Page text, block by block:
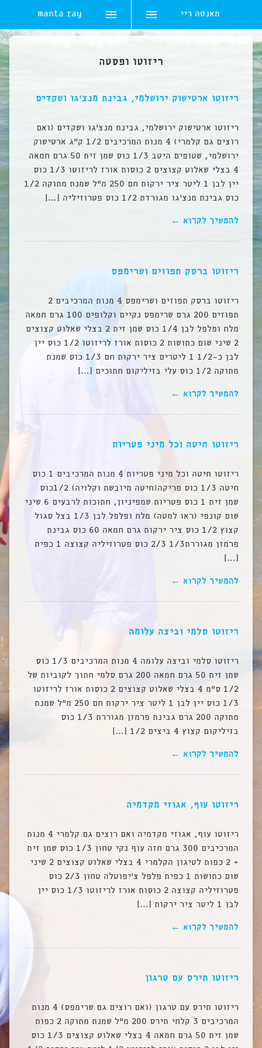
Skip
to
content
מאנטה ריי manta ray
ריזוטו ופסטה
ריזוטו ארטישוק ירושלמי, גבינת מנצ’גו ושקדים
ריזוטו ארטישוק ירושלמי, גבינת מנצ’גו ושקדים (ואם
רוצים גם קלמרי) 4 מנות המרכיבים 1/2 ק”ג ארטישוק
ירושלמי, שטופים היטב 1/3 כוס שמן זית 50 גרם חמאה
4 בצלי שאלוט קצוצים 2 כוסות אורז לריזוטו 1/3 כוס
יין לבן 1 ליטר ציר ירקות חם 250 מ”ל שמנת מתוקה 1/2
כוס גבינת מנצ’גו מגורדת 1/2 כוס פטרוזיליה […]
להמשיך לקרוא ←
ריזוטו ברסק תפוזים ושרימפס
ריזוטו ברסק תפוזים ושרימפס 4 מנות המרכיבים 2
תפוזים 200 גרם שרימפס נקיים וקלופים 100 גרם חמאה
מלח ופלפל לבן 1/4 כוס שמן זית 2 בצלי שאלוט קצוצים
2 שיני שום כתושות 2 כוסות אורז לריזוטו 1/2 כוס יין
לבן כ-1/2 1 ליטרים ציר ירקות חם 1/3 כוס שמנת
מתוקה 1/2 כוס עלי בזיליקום חתוכים […]
להמשיך לקרוא ←
ריזוטו חיטה וכל מיני פטריות
ריזוטו חיטה וכל מיני פטריות 4 מנות המרכיבים 1 כוס
חיטה 1/3 כוס פריקה(חיטה מיובשת וקלויה) 1/2כוס
שמן זית 1 כוס פטריות שמפיניון, חתוכות לרבעים 6 שיני
שום קונפי (ראו למטה) מלח ופלפל לבן 1/3 בצל סגול
קצוץ 1/2 כוס ציר ירקות גרם חמאה 60 כוס גבינת
פרמזן מגוררת1/3 2/3 כוס פטרוזיליה קצוצה 1 כפית
[…]
להמשיך לקרוא ←
ריזוטו סלמי וביצה עלומה
ריזוטו סלמי וביצה עלומה 4 מנות המרכיבים 1/3 כוס
שמן זית 50 גרם חמאה 200 גרם סלמי חתוך לקוביות של
1/2 ס”מ 4 בצלי שאלוט קצוצים 2 כוסות אורז לריזוטו
1/3 כוס יין לבן 1 ליטר ציר ירקות חם 250 מ”ל שמנת
מתוקה 200 גרם גבינת פרמזן מגוררת 1/3 כוס
בזיליקום קצוץ 4 ביצים 1/2 […]
להמשיך לקרוא ←
ריזוטו עוף, אגוזי מקדמיה
ריזוטו עוף, אגוזי מקדמיה ואם רוצים גם קלמרי 4 מנות
המרכיבים 300 גרם חזה עוף נקי טחון 1/3 כוס שמן זית
+ 2 כפות לטיגון הקלמרי 4 בצלי שאלוט קצוצים 2 שיני
שום כתושות 1 כפית פלפל צ’יפוטלה טחון 2/3 כוס
פטרוזיליה קצוצה 2 כוסות אורז לריזוטו 1/3 כוס יין
לבן 1 ליטר ציר ירקות […]
להמשיך לקרוא ←
ריזוטו תירס עם טרגון
ריזוטו תירס עם טרגון (ואם רוצים גם שרימפס) 4 מנות
המרכיבים 3 קלחי תירס 200 מ”ל שמנת מתוקה 2 כפות
שמן זית 50 גרם חמאה 4 בצלי שאלוט קצוצים 1/3 כוס